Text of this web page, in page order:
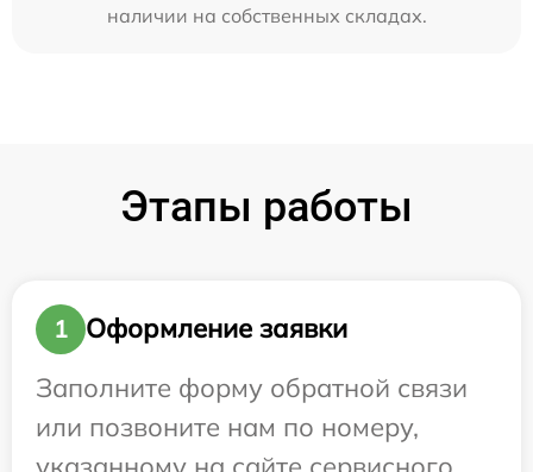
наличии на собственных складах.
Этапы работы
1
Оформление заявки
Заполните форму обратной связи
или позвоните нам по номеру,